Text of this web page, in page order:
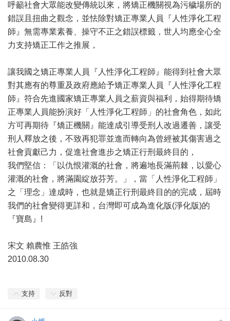
呼籲社會大眾能改變傳統以來，將矯正機關視為污穢場所的
錯誤且扭曲之觀念，並怯除對矯正專業人員『人性淨化工程
師』無需專業素養、操守不正之錯誤標籤，世人均應全心全
力支持矯正工作之推展，
讓我國之矯正專業人員『人性淨化工程師』能得到社會大眾
對其應有的尊重及政府應給予矯正專業人員『人性淨化工程
師』符合先進國家矯正專業人員之薪資與福利，始得期待矯
正專業人員能扮演好「人性淨化工程師」的社會角色，如此
方可再期待『矯正機關』能達成引導受刑人改過遷善，讓受
刑人釋放之後，不致再犯罪並進而轉向為曾經被其傷害過之
社會貢獻己力，促進社會進步之矯正行刑最終目的，
我們堅信：「以仇恨灌溉的社會，將遍地長滿荊棘，以愛心
灌溉的社會，將滿園綻放芬芳。」，當「人性淨化工程師」
之「理念」達成時，也就是矯正行刑最終目的的完成，屆時
我們的社會變得更詳和，台灣即可成為進化版(淨化版)的
『寶島』!
宋文 賴農惟 王皓強
2010.08.30
支持 反對